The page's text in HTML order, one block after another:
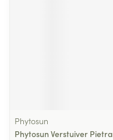
Phytosun
Phytosun Verstuiver Pietra